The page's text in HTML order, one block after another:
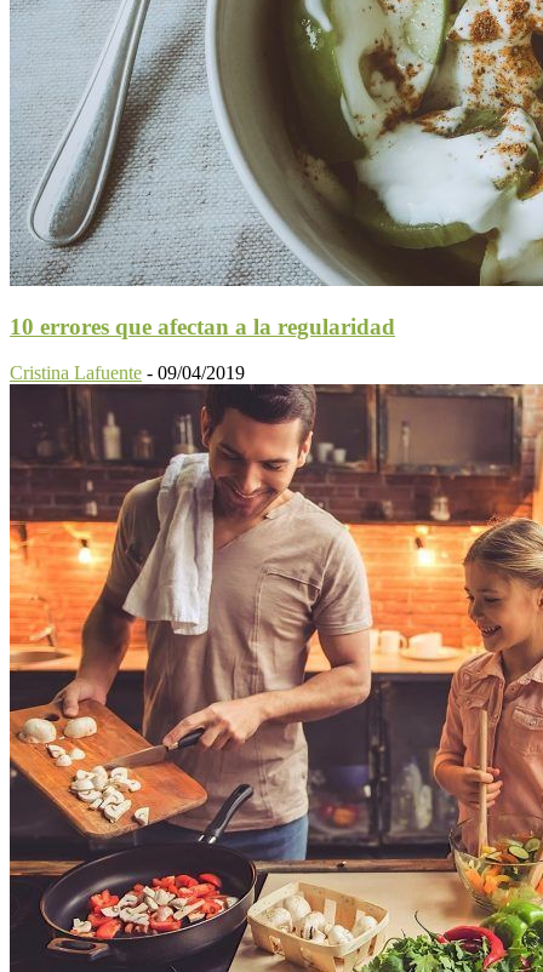
10 errores que afectan a la regularidad
Cristina Lafuente - 09/04/2019